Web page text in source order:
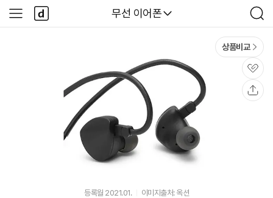
다나와
무선 이어폰
검
색
사
이
다
나
와
상품비교
관
심
등록월 2021.01. 이미지출처: 옥션